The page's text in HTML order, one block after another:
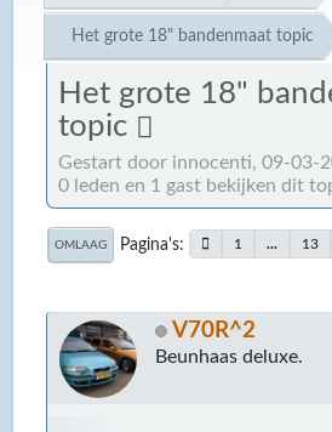
Het grote 18" bandenmaat topic
Het grote 18"
topic
Gestart door innocenti, 09-03-
0 leden en 1 gast bekijken dit
OMLAAG Pagina's 1 ... 13
V70R^2
Beunhaas deluxe.